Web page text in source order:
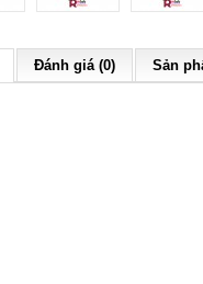
Đánh giá (0) Sản